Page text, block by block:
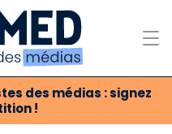
des médias : signez
!